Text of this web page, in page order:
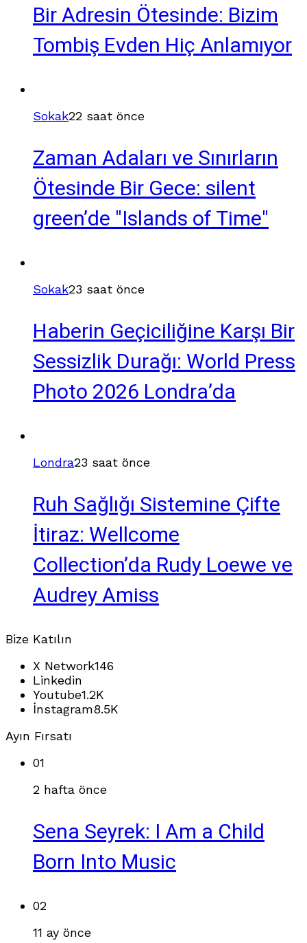
Bir Adresin Ötesinde: Bizim
Tombiş Evden Hiç Anlamıyor
Sokak22 saat önce
Zaman Adaları ve Sınırların
Ötesinde Bir Gece: silent
green’de "Islands of Time"
Sokak23 saat önce
Haberin Geçiciliğine Karşı Bir
Sessizlik Durağı: World Press
Photo 2026 Londra’da
Londra23 saat önce
Ruh Sağlığı Sistemine Çifte
İtiraz: Wellcome
Collection’da Rudy Loewe ve
Audrey Amiss
Bize Katılın
X Network146
Linkedin
Youtube1.2K
İnstagram8.5K
Ayın Fırsatı
01
2 hafta önce
Sena Seyrek: I Am a Child
Born Into Music
02
11 ay önce